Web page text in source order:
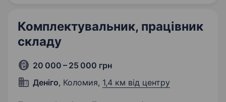
Комплектувальник, працівник
складу
20 000 – 25 000 грн
Деніго, Коломия, 1,4 км від центру